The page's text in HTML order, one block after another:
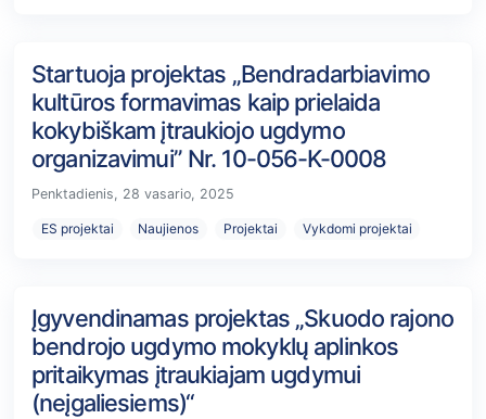
Startuoja projektas „Bendradarbiavimo
kultūros formavimas kaip prielaida
kokybiškam įtraukiojo ugdymo
organizavimui” Nr. 10-056-K-0008
Penktadienis, 28 vasario, 2025
ES projektai Naujienos Projektai Vykdomi projektai
Įgyvendinamas projektas „Skuodo rajono
bendrojo ugdymo mokyklų aplinkos
pritaikymas įtraukiajam ugdymui
(neįgaliesiems)“